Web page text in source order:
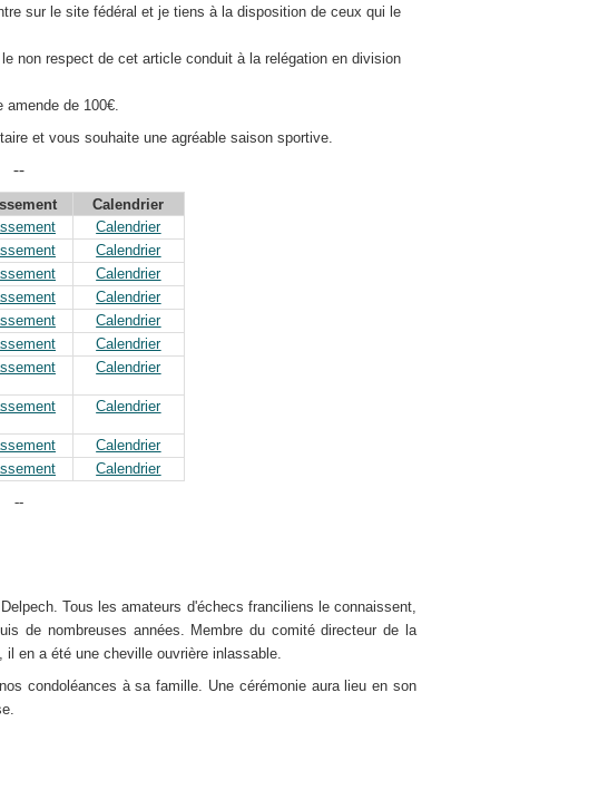
sur le site fédéral et je tiens à la disposition de ceux qui le
non respect de cet article conduit à la relégation en division
amende de 100€.
et vous souhaite une agréable saison sportive.
--
Calendrier
Calendrier
Calendrier
Calendrier
Calendrier
Calendrier
Calendrier
Calendrier
Calendrier
Calendrier
Calendrier
--
Tous les amateurs d'échecs franciliens le connaissent,
de nombreuses années. Membre du comité directeur de la
il en a été une cheville ouvrière inlassable.
condoléances à sa famille. Une cérémonie aura lieu en son